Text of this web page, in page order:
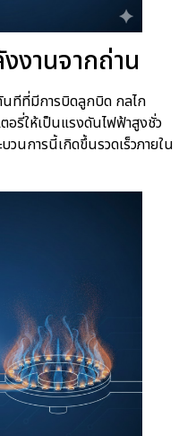
งานจากถ่าน
นทีที่มีการบิดลูกบิด กลไก
อรี่ให้เป็นแรงดันไฟฟ้าสูงชั่ว
วนการนี้เกิดขึ้นรวดเร็วภายใน